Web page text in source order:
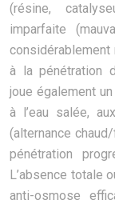
(résine,
imparfaite
considérablement
à la pénétration
joue également
à l’eau salée,
(alternance
pénétration
L’absence totale
anti-osmose